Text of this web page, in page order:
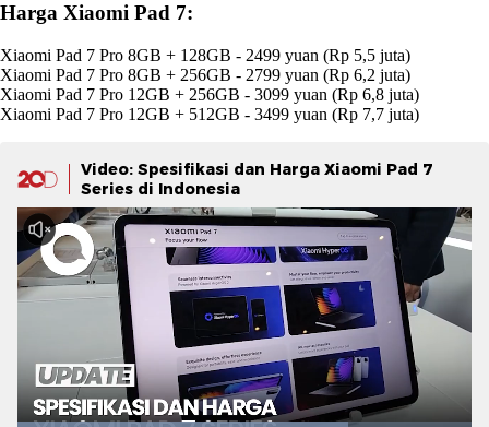
Harga Xiaomi Pad 7:
Xiaomi Pad 7 Pro 8GB + 128GB - 2499 yuan (Rp 5,5 juta)
Xiaomi Pad 7 Pro 8GB + 256GB - 2799 yuan (Rp 6,2 juta)
Xiaomi Pad 7 Pro 12GB + 256GB - 3099 yuan (Rp 6,8 juta)
Xiaomi Pad 7 Pro 12GB + 512GB - 3499 yuan (Rp 7,7 juta)
Video: Spesifikasi dan Harga Xiaomi Pad 7
Series di Indonesia